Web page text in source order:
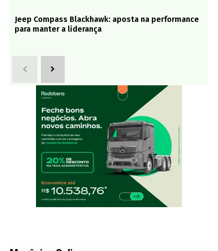
Jeep Compass Blackhawk: aposta na performance
para manter a liderança